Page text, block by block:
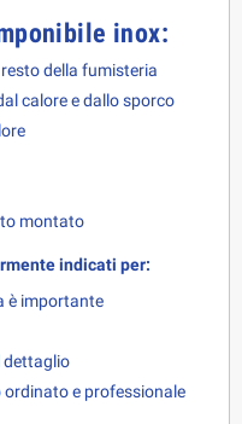
inox:
della fumisteria
calore e dallo sporco
montato
indicati per:
è importante
dettaglio
e professionale